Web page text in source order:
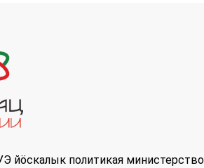
йöскалык политикая